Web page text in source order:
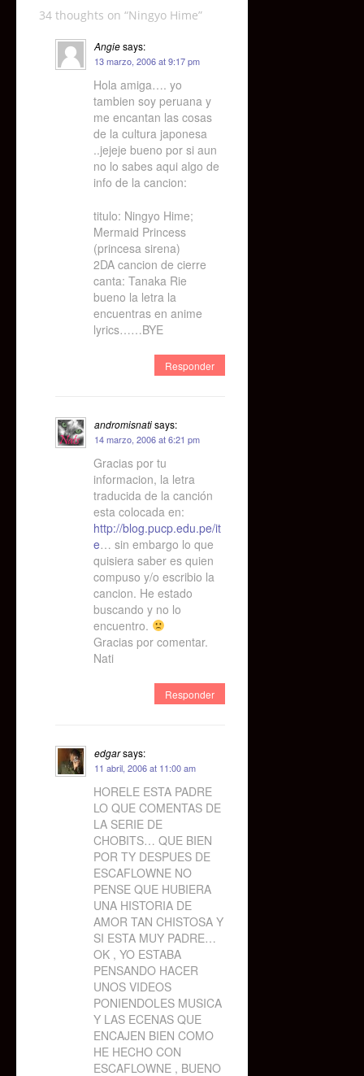
34 thoughts on “Ningyo Hime”
Angiesays:
13 marzo, 2006 at 9:17 pm
Hola amiga…. yo
tambien soy peruana y
me encantan las cosas
de la cultura japonesa
..jejeje bueno por si aun
no lo sabes aqui algo de
info de la cancion:
titulo: Ningyo Hime;
Mermaid Princess
(princesa sirena)
2DA cancion de cierre
canta: Tanaka Rie
bueno la letra la
encuentras en anime
lyrics……BYE
Responder
andromisnatisays:
14 marzo, 2006 at 6:21 pm
Gracias por tu
informacion, la letra
traducida de la canción
esta colocada en:
http://blog.pucp.edu.pe/it
e… sin embargo lo que
quisiera saber es quien
compuso y/o escribio la
cancion. He estado
buscando y no lo
encuentro.
Gracias por comentar.
Nati
Responder
edgarsays:
11 abril, 2006 at 11:00 am
HORELE ESTA PADRE
LO QUE COMENTAS DE
LA SERIE DE
CHOBITS… QUE BIEN
POR TY DESPUES DE
ESCAFLOWNE NO
PENSE QUE HUBIERA
UNA HISTORIA DE
AMOR TAN CHISTOSA Y
SI ESTA MUY PADRE…
OK , YO ESTABA
PENSANDO HACER
UNOS VIDEOS
PONIENDOLES MUSICA
Y LAS ECENAS QUE
ENCAJEN BIEN COMO
HE HECHO CON
ESCAFLOWNE , BUENO